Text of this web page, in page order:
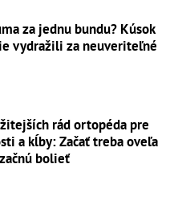
za jednu bundu? Kúsok
vydražili za neuveriteľné
rád ortopéda pre
a kĺby: Začať treba oveľa
bolieť